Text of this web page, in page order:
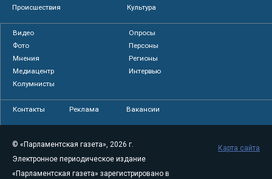
Происшествия
Культура
Видео
Опросы
Фото
Персоны
Мнения
Регионы
Медиацентр
Интервью
Колумнисты
Контакты Реклама Вакансии
© «Парламентская газета», 2026 г.
Электронное периодическое издание
«Парламентская газета» зарегистрировано в
Карта сайта